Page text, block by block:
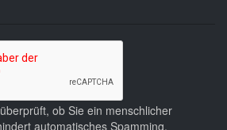
ob Sie ein menschlicher
automatisches Spamming.